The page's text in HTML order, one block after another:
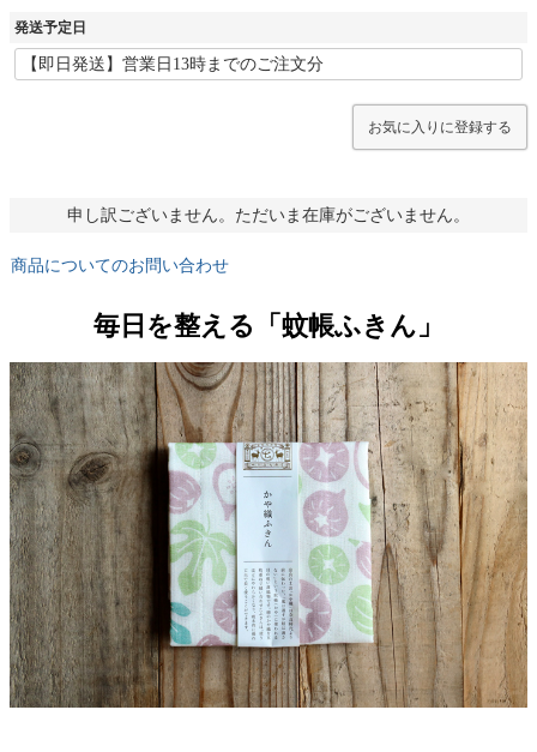
発送予定日
お気に入りに登録する
申し訳ございません。ただいま在庫がございません。
商品についてのお問い合わせ
毎日を整える「蚊帳ふきん」